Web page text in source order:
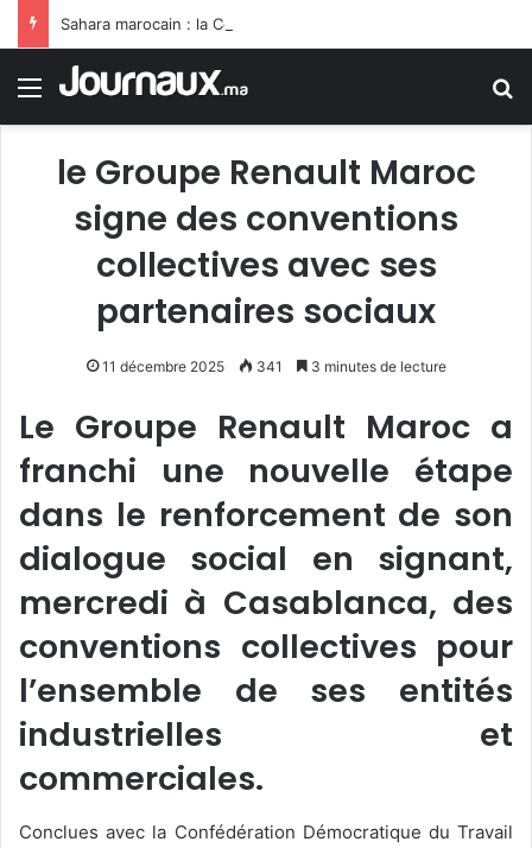
Menu
le Groupe Renault Maroc
signe des conventions
collectives avec ses
partenaires sociaux
11 décembre 2025 341 3 minutes de lecture
Le Groupe Renault Maroc a
franchi une nouvelle étape
dans le renforcement de son
dialogue social en signant,
mercredi à Casablanca, des
conventions collectives pour
l’ensemble de ses entités
industrielles et
commerciales.
Conclues avec la Confédération Démocratique du Travail